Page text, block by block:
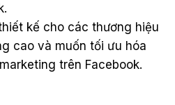
kế cho các thương hiệu
cao và muốn tối ưu hóa
trên Facebook.